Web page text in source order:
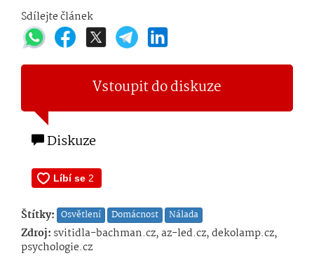
Sdílejte článek
Vstoupit do diskuze
Diskuze
Štítky: Osvětlení Domácnost Nálada
Zdroj: svitidla-bachman.cz, az-led.cz, dekolamp.cz,
psychologie.cz